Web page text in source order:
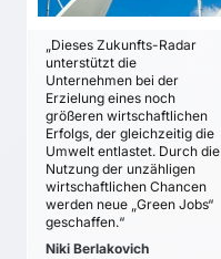
„Dieses Zukunfts-Radar
unterstützt die
Unternehmen bei der
Erzielung eines noch
größeren wirtschaftlichen
Erfolgs, der gleichzeitig die
Umwelt entlastet. Durch die
Nutzung der unzähligen
wirtschaftlichen Chancen
werden neue „Green Jobs“
geschaffen.“
Niki Berlakovich
für Eco World Styria
Übersicht über die
wichtigsten
Zukunftsfaktoren der
Energie- und
Umweltbranche
Konkrete
Marktauswirkungen,
Herausforderungen und
Chancen